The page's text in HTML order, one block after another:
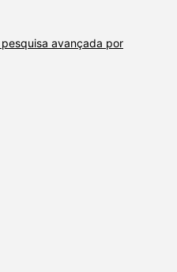
avançada por